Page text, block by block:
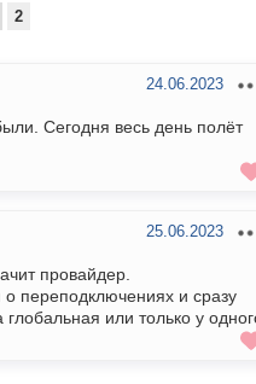
2
24.06.2023
Сегодня весь день полёт
25.06.2023
провайдер.
переподключениях и сразу
или только у